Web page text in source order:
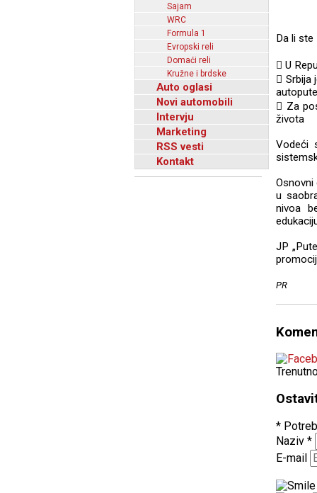
Sajam
WRC
Formula 1
Evropski reli
Domaći reli
Kružne i brdske
Auto oglasi
Novi automobili
Intervju
Marketing
RSS vesti
Kontakt
Da li ste
 U
 Srbija
 Za
života
Vodeći
u
nivoa
JP
PR
*
Naziv *
E-mail